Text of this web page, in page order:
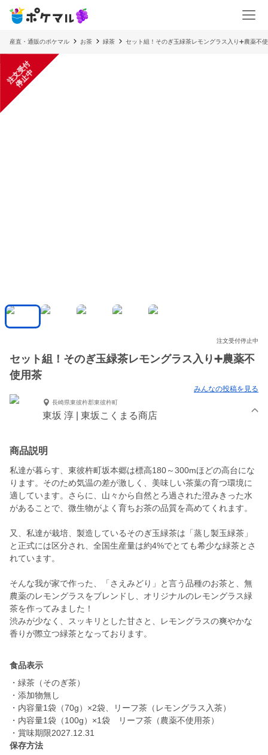
産直・通販のポケマル お茶 緑茶 セット組！そのぎ玉緑茶レモングラス入り➕農薬不
注
文
受
付
停
止
中
注文受付停止中
セット組！そのぎ玉緑茶レモングラス入り➕農薬不
使用茶
みんなの投稿を見る
長崎県東彼杵郡東彼杵町
東坂 淳 | 東坂こくまる商店
商品説明
私達が暮らす、東彼杵町坂本郷は標高180～300mほどの高台にな
ります。そのため気温の差が激しく、美味しい茶葉の育つ環境に
適しています。さらに、山々から自然とろ過された澄みきった水
があることで、微生物がよく育ちお茶の品質を高めてくれます。
又、私達が栽培、製造しているそのぎ玉緑茶は「蒸し製玉緑茶」
と正式には区分され、全国生産量は約4%でとても希少な緑茶とさ
れています。
そんな我が家で作った、「さえみどり」と言う品種のお茶と、無
農薬のレモングラスをブレンドし、オリジナルのレモングラス緑
茶を作ってみました！
渋みが少なく、スッキリとした甘さと、レモングラスの爽やかな
香りが際立つ緑茶となっております。
食品表示
・緑茶（そのぎ茶）
・添加物無し
・内容量1袋（70g）×2袋、リーフ茶（レモングラス入茶）
・内容量1袋（100g）×1袋 リーフ茶（農薬不使用茶）
・賞味期限2027.12.31
保存方法